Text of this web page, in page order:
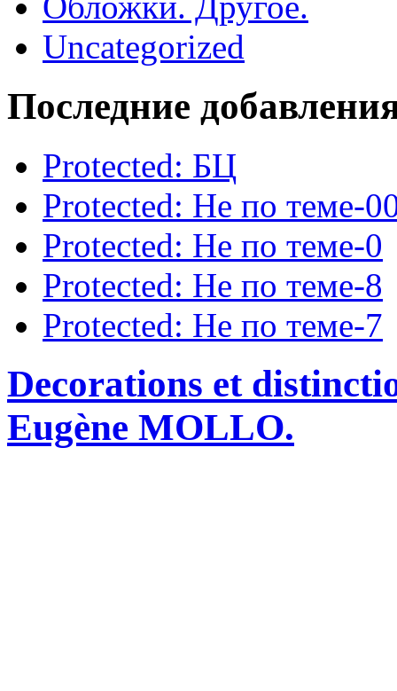
Uncategorized
Последние
Protected: БЦ
Protected: Не по теме-
Protected: Не по теме-0
Protected: Не по теме-8
Protected: Не по теме-7
Decorations et
Eugène MOLLO.